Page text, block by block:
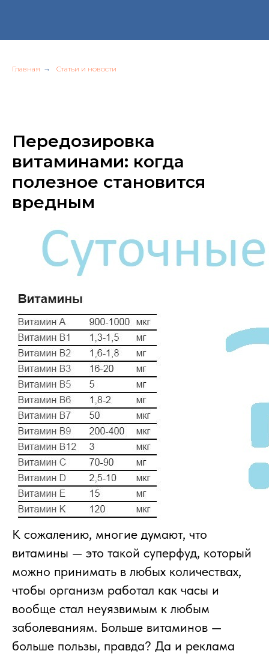
Главная → Статьи и новости
Передозировка
витаминами: когда
полезное становится
вредным
К сожалению, многие думают, что
витамины — это такой суперфуд, который
можно принимать в любых количествах,
чтобы организм работал как часы и
вообще стал неуязвимым к любым
заболеваниям. Больше витаминов —
больше пользы, правда? Да и реклама